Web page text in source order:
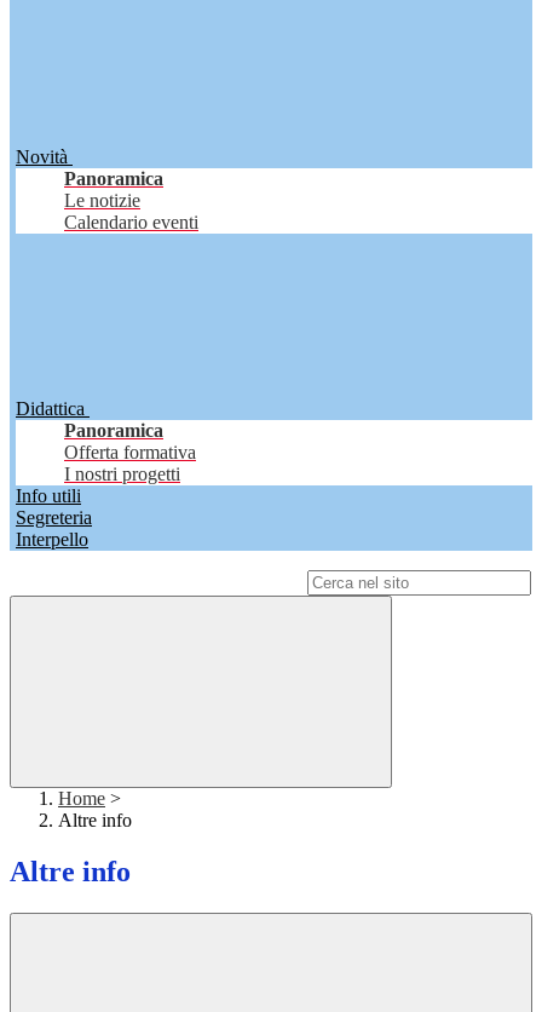
Novità
Panoramica
Le notizie
Calendario eventi
Didattica
Panoramica
Offerta formativa
I nostri progetti
Info utili
Segreteria
Interpello
Home >
Altre info
Altre info